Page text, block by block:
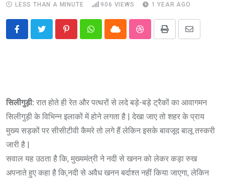
LESS THAN A MINUTE
906 VIEWS 1 YEAR AGO
PinterestWhatsappCloud StumbleUpon
Print
Share
सिलीगुड़ी: रात होते ही रेत और पत्थरों से लदे बड़े-बड़े ट्रैकों का आवागमन
सिलीगुड़ी के विभिन्न इलाकों में होने लगता है | देखा जाए तो शहर के प्राय
मुख्य सड़कों पर सीसीटीवी कैमरे तो लगे हैं लेकिन इसके बावजूद बालू तस्करी
जारी है |
सवाल यह उठता है कि, मुख्यमंत्री ने नदी से खनन को लेकर कड़ा रुख
अपनाते हुए कहा है कि,नदी से अवैध खनन बर्दाश्त नहीं किया जाएगा, लेकिन